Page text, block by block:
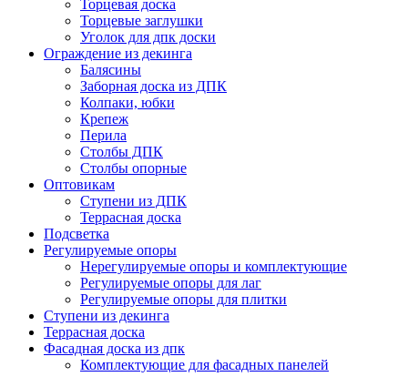
Торцевая доска
Торцевые заглушки
Уголок для дпк доски
Ограждение из декинга
Балясины
Заборная доска из ДПК
Колпаки, юбки
Крепеж
Перила
Столбы ДПК
Столбы опорные
Оптовикам
Ступени из ДПК
Террасная доска
Подсветка
Регулируемые опоры
Нерегулируемые опоры и комплектующие
Регулируемые опоры для лаг
Регулируемые опоры для плитки
Ступени из декинга
Террасная доска
Фасадная доска из дпк
Комплектующие для фасадных панелей